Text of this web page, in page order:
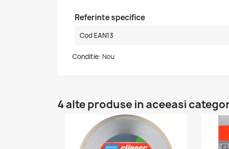
Referinte specifice
Cod EAN13
Conditie: Nou
4 alte produse in aceeasi